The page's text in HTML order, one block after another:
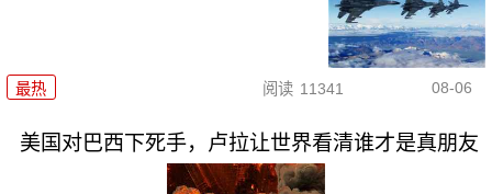
最热 阅读 11341 08-06
美国对巴西下死手，卢拉让世界看清谁才是真朋友